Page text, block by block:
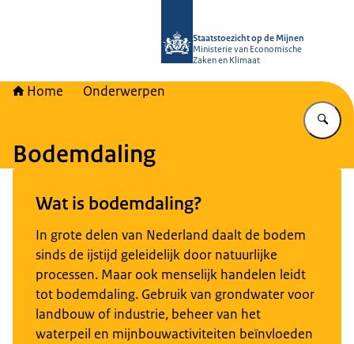
Staatstoezicht op de Mijnen
Ministerie van Economische
Zaken en Klimaat
Home Onderwerpen
Bodemdaling
Wat is bodemdaling?
In grote delen van Nederland daalt de bodem
sinds de ijstijd geleidelijk door natuurlijke
processen. Maar ook menselijk handelen leidt
tot bodemdaling. Gebruik van grondwater voor
landbouw of industrie, beheer van het
waterpeil en mijnbouwactiviteiten beïnvloeden